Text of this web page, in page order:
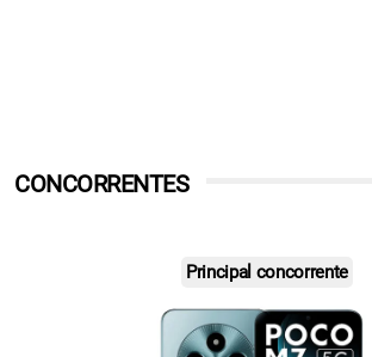
CONCORRENTES
Principal concorrente